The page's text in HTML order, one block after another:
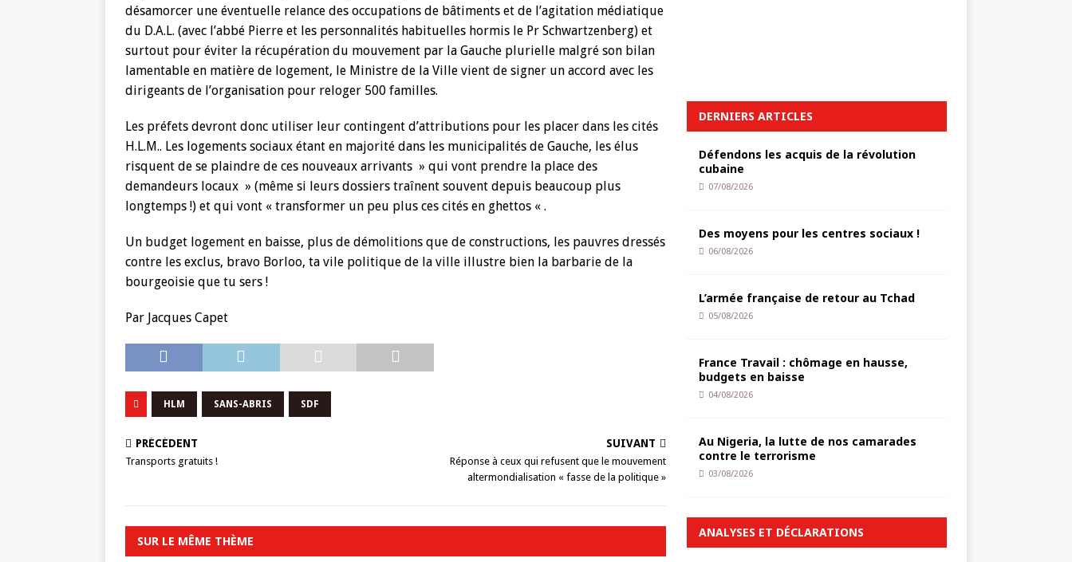
désamorcer une éventuelle relance des occupations de bâtiments et de l’agitation médiatique
du D.A.L. (avec l’abbé Pierre et les personnalités habituelles hormis le Pr Schwartzenberg) et
surtout pour éviter la récupération du mouvement par la Gauche plurielle malgré son bilan
lamentable en matière de logement, le Ministre de la Ville vient de signer un accord avec les
dirigeants de l’organisation pour reloger 500 familles.
Les préfets devront donc utiliser leur contingent d’attributions pour les placer dans les cités
H.L.M.. Les logements sociaux étant en majorité dans les municipalités de Gauche, les élus
risquent de se plaindre de ces nouveaux arrivants » qui vont prendre la place des
demandeurs locaux » (même si leurs dossiers traînent souvent depuis beaucoup plus
longtemps !) et qui vont « transformer un peu plus ces cités en ghettos « .
Un budget logement en baisse, plus de démolitions que de constructions, les pauvres dressés
contre les exclus, bravo Borloo, ta vile politique de la ville illustre bien la barbarie de la
bourgeoisie que tu sers !
Par Jacques Capet
HLM SANS-ABRIS SDF
PRÉCÉDENT
Transports gratuits !
SUIVANT
Réponse à ceux qui refusent que le mouvement
altermondialisation « fasse de la politique »
SUR LE MÊME THÈME
DERNIERS ARTICLES
Défendons les acquis de la révolution
cubaine
07/08/2026
Des moyens pour les centres sociaux !
06/08/2026
L’armée française de retour au Tchad
05/08/2026
France Travail : chômage en hausse,
budgets en baisse
04/08/2026
Au Nigeria, la lutte de nos camarades
contre le terrorisme
03/08/2026
ANALYSES ET DÉCLARATIONS